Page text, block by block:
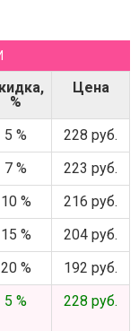
%
Цена
5 %
228 руб.
7 %
223 руб.
10 %
216 руб.
15 %
204 руб.
20 %
192 руб.
5 % 228 руб.